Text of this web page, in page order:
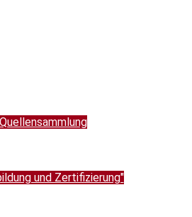
und Zertifizierung"